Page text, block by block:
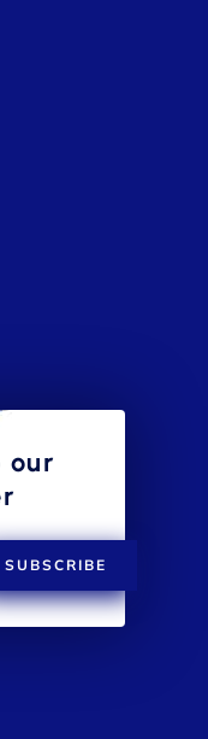
our
SUBSCRIBE